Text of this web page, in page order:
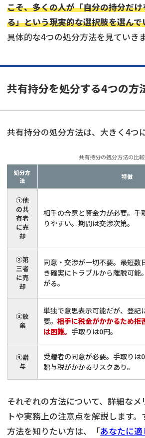
こそ、多くの人が「自分の持分だ
る」という現実的な選択肢を選んで
具体的な4つの処分方法を見ていき
共有持分を処分する4つの方
共有持分の処分方法は、大きく4つ
共有持分の処分方法の比較
処分方
法
特徴
①他
の共
有者
に売
却
相手の合意と資金力が必要。手
りやすい。期間は交渉次第。
②第
三者
に売
却
同意・交渉が一切不要。最短数
き確実にトラブルから離脱可
がる。
③放
棄
単独で意思表示可能だが、登記
要。相手に税金がかかるため拒
は困難。 手取りは0円。
④贈
与
受贈者の同意が必要。手取りは
贈与税がかかるリスクあり。
それぞれの方法について、詳細な
トや実務上の注意点を解説します
方法を知りたい方は、「あなたに